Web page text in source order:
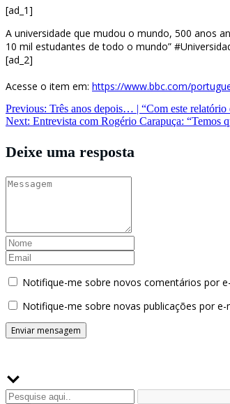
[ad_1]
A universidade que mudou o mundo, 500 anos
10 mil estudantes de todo o mundo”
[ad_2]
Acesse o item em: https://www.bbc.com/
Navegação
de
Post
Previous: Três anos depois… | “Com este
Next: Entrevista com Rogério Carapuça: “Temos
Deixe uma resposta
Notifique-me sobre novos comentários por
Notifique-me sobre novas publicações por e-